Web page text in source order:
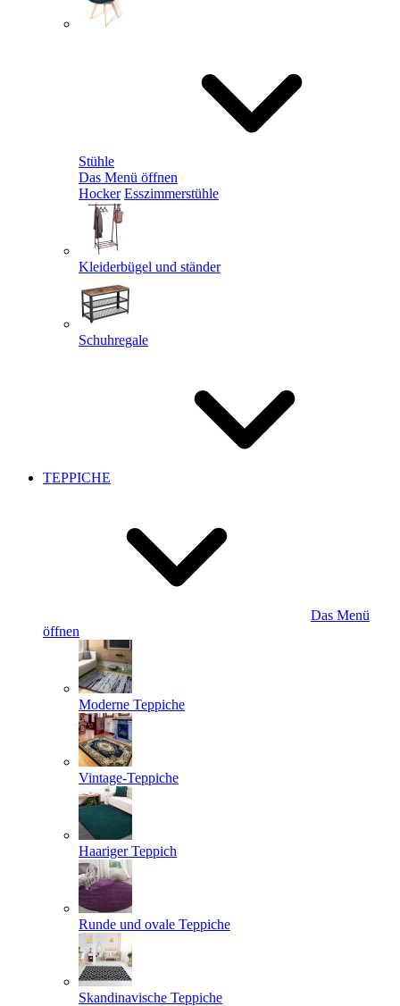
Stühle
Das Menü öffnen
Hocker Esszimmerstühle
Kleiderbügel und ständer
Schuhregale
TEPPICHE
Das Menü
öffnen
Moderne Teppiche
Vintage-Teppiche
Haariger Teppich
Runde und ovale Teppiche
Skandinavische Teppiche